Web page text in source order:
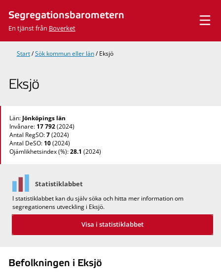
innehåll
Segregationsbarometern
En tjänst från Boverket
Start/Sök kommun eller län/Eksjö
Eksjö
Län: Jönköpings län
Invånare: 17 792(2024)
Antal RegSO:7(2024)
Antal DeSO: 10(2024)
Ojämlikhetsindex (%):28.1 (2024)
Statistiklabbet
I statistiklabbet kan du själv söka och hitta mer information om
segregationens utveckling i Eksjö.
Visa i statistiklabbet
Befolkningen i Eksjö